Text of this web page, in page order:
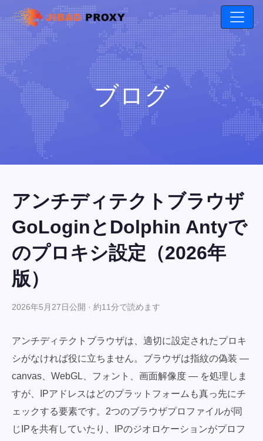
ブログ
アンチディテクトブラウザ
GoLoginとDolphin Antyで
のプロキシ設定（2026年
版）
2026年5月27日公開 · 約11分で読めます
アンチディテクトブラウザは、適切に設定されたプロキ
シがなければ役に立ちません。ブラウザは指紋の偽装 —
canvas、WebGL、フォント、画面解像度 — を処理しま
すが、IPアドレスはどのプラットフォームも真っ先にチ
ェックする要素です。2つのブラウザプロファイルが同
じIPを共有していたり、IPのジオロケーションがプロフ